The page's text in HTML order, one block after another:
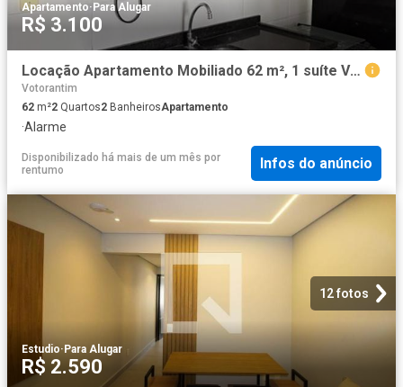
Apartamento· Para Alugar
R$ 3.100
Locação Apartamento Mobiliado 62 m², 1 suíte Valor do aluguel: R$ 3.100,00/mês • Condomínio: incluso • IPTU: incluso
Votorantim
62 m²2 Quartos2 BanheirosApartamento
·Alarme
Disponibilizado há mais de um mês por
rentumo
Infos do anúncio
12 fotos
Estudio·Para Alugar
R$ 2.590